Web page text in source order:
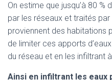
On estime que jusqu’à 80 %
par les réseaux et traités
proviennent des habitations
de limiter ces apports
du réseau et en les infiltrant
Ainsi en infiltrant les eaux